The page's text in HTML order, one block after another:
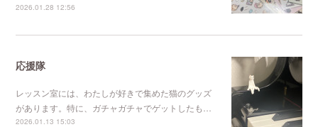
2026.01.28 12:56
応援隊
レッスン室には、わたしが好きで集めた猫のグッズ
があります。特に、ガチャガチャでゲットしたも…
2026.01.13 15:03